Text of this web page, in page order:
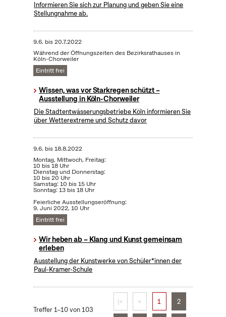
Informieren Sie sich zur Planung und geben Sie eine
Stellungnahme ab.
9.6. bis20.7.2022
Während der Öffnungszeiten des Bezirksrathauses in
Köln-Chorweiler
Eintritt frei
Wissen, was vor Starkregen schützt –
Ausstellung in Köln-Chorweiler
Die Stadtentwässerungsbetriebe Köln informieren Sie
über Wetterextreme und Schutz davor
9.6. bis18.8.2022
Montag, Mittwoch, Freitag:
10 bis 18 Uhr
Dienstag und Donnerstag:
10 bis 20 Uhr
Samstag: 10 bis 15 Uhr
Sonntag: 13 bis 18 Uhr
Feierliche Ausstellungseröffnung:
9. Juni 2022, 10 Uhr
Eintritt frei
Wir heben ab – Klang und Kunst gemeinsam
erleben
Ausstellung der Kunstwerke von Schüler*innen der
Paul-Kramer-Schule
Treffer 1–10 von 103
|< < 1 2